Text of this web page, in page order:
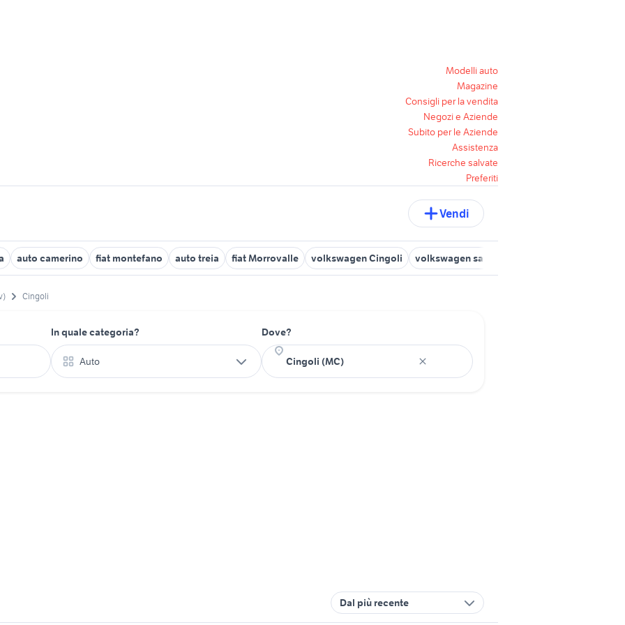
Modelli auto
Magazine
Consigli per la vendita
Negozi e Aziende
Subito per le Aziende
Assistenza
Ricerche salvate
Preferiti
Vendi
auto camerino fiat montefano auto treia fiat Morrovalle volkswagen Cingoli volkswagen san ginesio
Cingoli
In quale categoria?
Auto
Dove?
Dal più recente